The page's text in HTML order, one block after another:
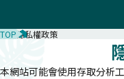
TOP隱私權政策
本網站可能會使用存取分析